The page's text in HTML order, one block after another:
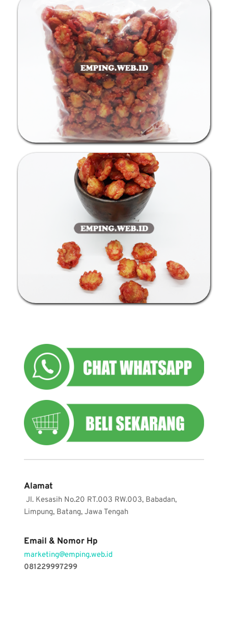
Alamat
Limpung, Batang, Jawa Tengah
Email & Nomor Hp
marketing@emping.web.id
081229997299